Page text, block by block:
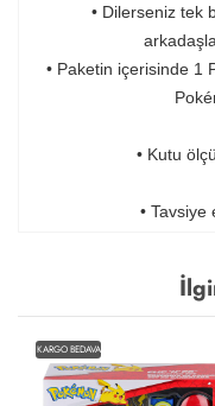
• Dilerseniz tek
• Paketin içerisinde 1
• Kutu
• Tavsiye
KARGO BEDAVA